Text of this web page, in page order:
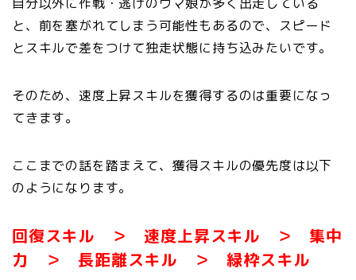
と、前を塞がれてしまう可能性もあるので、スピード
とスキルで差をつけて独走状態に持ち込みたいです。
そのため、速度上昇スキルを獲得するのは重要になっ
てきます。
ここまでの話を踏まえて、獲得スキルの優先度は以下
のようになります。
回復スキル ＞ 速度上昇スキル ＞ 集中
力 ＞ 長距離スキル ＞ 緑枠スキル